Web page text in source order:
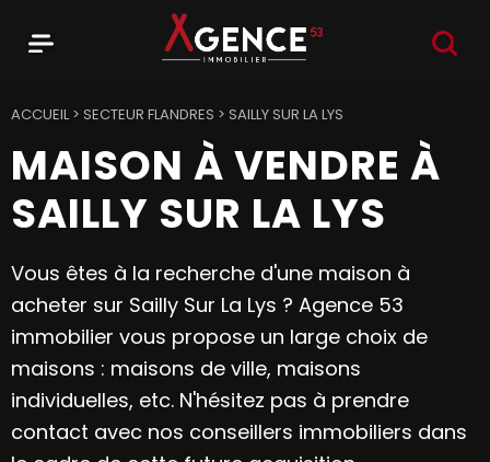
ACCUEIL> SECTEUR FLANDRES > SAILLY SUR LA LYS
MAISON À VENDRE À
SAILLY SUR LA LYS
Vous êtes à la recherche d'une maison à
acheter sur Sailly Sur La Lys ? Agence 53
immobilier vous propose un large choix de
maisons : maisons de ville, maisons
individuelles, etc. N'hésitez pas à prendre
contact avec nos conseillers immobiliers dans